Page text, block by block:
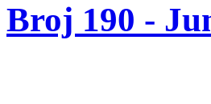
Broj 190 -